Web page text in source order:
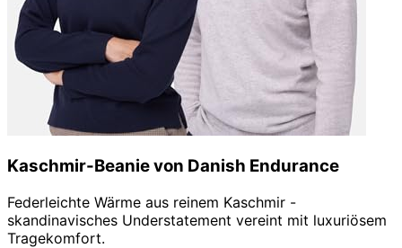
Kaschmir-Beanie von Danish Endurance
Federleichte Wärme aus reinem Kaschmir -
skandinavisches Understatement vereint mit luxuriösem
Tragekomfort.